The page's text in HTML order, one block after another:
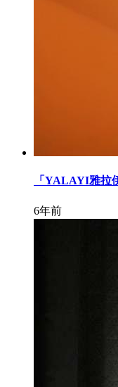
「YALAYI雅拉
6年前